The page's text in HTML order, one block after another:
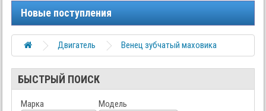
Новые поступления
Двигатель Венец зубчатый маховика
БЫСТРЫЙ ПОИСК
Марка
Модель